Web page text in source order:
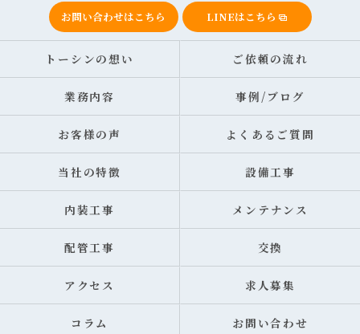
お問い合わせはこちら LINEはこちら
トーシンの想い ご依頼の流れ
業務内容 事例/ブログ
お客様の声 よくあるご質問
当社の特徴 設備工事
内装工事 メンテナンス
配管工事 交換
アクセス 求人募集
コラム お問い合わせ